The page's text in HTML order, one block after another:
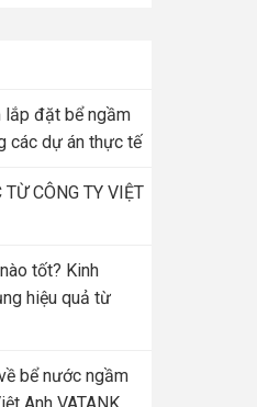
lắp đặt bể ngầm
các dự án thực tế
CÔNG TY VIỆT
tốt? Kinh
hiệu quả từ
bể nước ngầm